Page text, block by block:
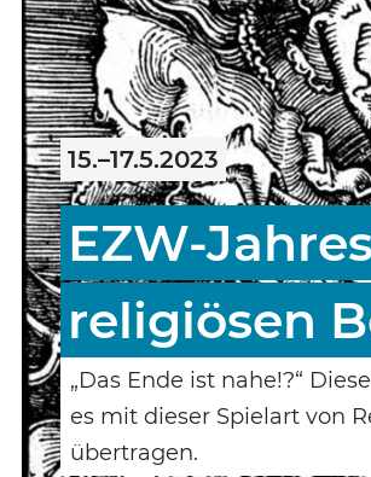
15.–17.5.2023
EZW-
religiösen
„Das Ende ist nahe!?“
es mit dieser Spielart von
übertragen.